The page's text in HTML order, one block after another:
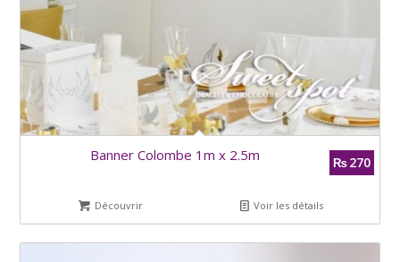
Banner Colombe 1m x 2.5m ₨270
Découvrir Voir les détails